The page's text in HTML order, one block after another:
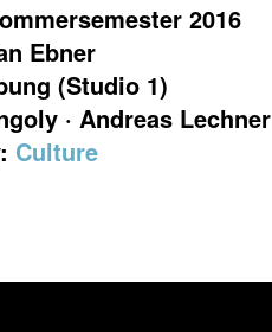
2016
Ebner
(Studio 1)
· Andreas Lechner
Culture